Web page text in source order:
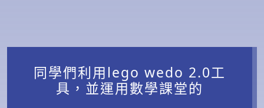
同學們利用lego wedo 2.0工
具，並運用數學課堂的